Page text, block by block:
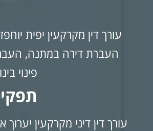
עורך דין מקרקעין יפית
פינוי
עורך דין דיני מקרקעין